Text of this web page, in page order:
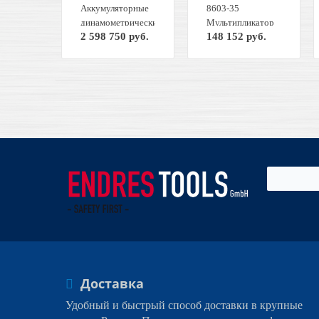
Аккумуляторные
динамометрические
гайковерты серии
2 598 750 руб.
8603-35
Мультипликатор
3400 Нм вх.1/2"х
148 152 руб.
Доставка
Удобный и быстрый способ доставки в крупные